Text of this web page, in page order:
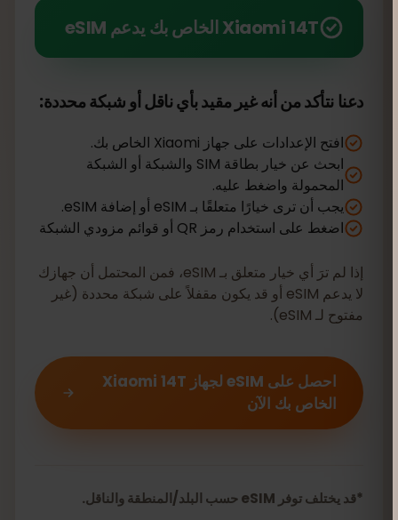
Xiaomi 14T الخاص بك يدعم eSIM
دعنا نتأكد من أنه غير مقيد بأي ناقل أو شبكة محددة:
افتح الإعدادات على جهاز Xiaomi الخاص بك.
ابحث عن خيار بطاقة SIM والشبكة أو الشبكة
المحمولة واضغط عليه.
يجب أن ترى خيارًا متعلقًا بـ eSIM أو إضافة eSIM.
اضغط على استخدام رمز QR أو قوائم مزودي الشبكة
إذا لم ترَ أي خيار متعلق بـ eSIM، فمن المحتمل أن جهازك
لا يدعم eSIM أو قد يكون مقفلاً على شبكة محددة (غير
مفتوح لـ eSIM).
احصل على eSIM لجهاز Xiaomi 14T
الخاص بك الآن
*قد يختلف توفر eSIM حسب البلد/المنطقة والناقل.